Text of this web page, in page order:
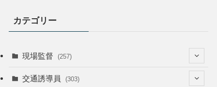
カテゴリー
現場監督 (257)
(52)
交通誘導員 (303)